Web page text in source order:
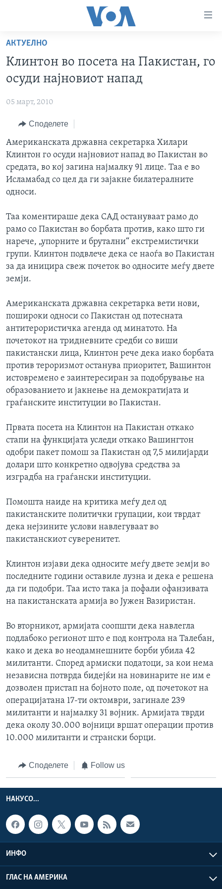
пристапност
Премини
на
главната
Премини
за
навигација
Пребарувај
МАКЕДОНИЈА
СВЕТ
ЕКОНОМИЈА
ЗДРАВЈЕ
НАУКА
УМЕТНОСТ И ЗАБАВА
ИНТЕРВЈУА
ФОТОГАЛЕРИИ
ДОКУМЕНТАРЦИ
АРХИВИРАНА ПРОГРАМА
NEWSFLASH - АРХИВА
ВЕСТИ ОД САД ВО МИНУТА - АРХИВА
ИЗБОРИ ВО САД 2020 - АРХИВА
ЗА НАС
Learning English
НАКУСО...
Јазици
АКТУЕЛНО
Клинтон во посета на Пакистан, го
осуди најновиот напад
05 март, 2010
Споделете
Американската државна секретарка Хилари
Клинтон го осуди најновиот напад во Пакистан во
средата, во кој загина најмалку 91 лице. Таа е во
Исламабад со цел да ги зајакне билатералните
односи.
Таа коментираше дека САД остануваат рамо до
рамо со Пакистан во борбата против, како што ги
нарече, „упорните и брутални“ екстремистички
групи. Клинтон подвлече дека се наоѓа во Пакистан
за да иницира свеж почеток во односите меѓу двете
земји.
Американската државна секретарка вети нови,
пошироки односи со Пакистан од потесната
антитерористичка агенда од минатото. На
почетокот на тридневните средби со виши
пакистански лица, Клинтон рече дека иако борбата
против тероризмот останува приоритет, Вашинтон
истовремено е заинтересиран за подобрување на
образованието и јакнење на демократијата и
граѓанските институции во Пакистан.
Првата посета на Клинтон на Пакистан откако
стапи на функцијата уследи откако Вашингтон
одобри пакет помош за Пакистан од 7,5 милијарди
долари што конкретно одвојува средства за
изградба на граѓански институции.
Помошта наиде на критика меѓу дел од
пакистанските политички групации, кои тврдат
дека нејзините услови навлегуваат во
пакистанскиот суверенитет.
Клинтон изјави дека односите меѓу двете земји во
последните години оставиле лузна и дека е решена
да ги подобри. Таа исто така ја пофали офанзивата
на пакистанската армија во Јужен Вазиристан.
Во вторникот, армијата соопшти дека навлегла
подлабоко регионот што е под контрола на Талебан,
како и дека во неодамнешните борби убила 42
милитанти. Според армиски податоци, за кои нема
независна потврда бидејќи на новинарите не им е
дозволен пристап на бојното поле, од почетокот на
операцијатана 17-ти октомври, загинале 239
милитанти и најмалку 31 војник. Армијата тврди
дека околу 30.000 војници вршат операции против
10.000 милитанти и странски борци.
Споделете Follow us
НАКУСО...
ИНФО
ГЛАС НА АМЕРИКА